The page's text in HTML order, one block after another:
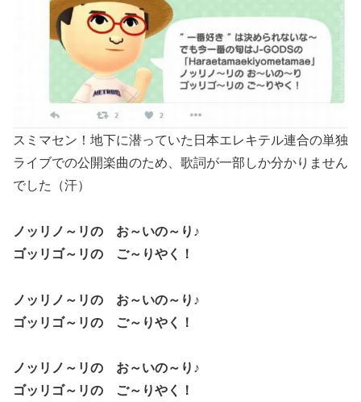
スミマセン！地下に潜っていた日本エレキテル連合の単独
ライブでの公開楽曲のため、歌詞が一部しか分かりません
でした（汗）
ノッリノ～リの お～いの～り♪
ゴッリゴ～リの ご～りやく！
ノッリノ～リの お～いの～り♪
ゴッリゴ～リの ご～りやく！
ノッリノ～リの お～いの～り♪
ゴッリゴ～リの ご～りやく！